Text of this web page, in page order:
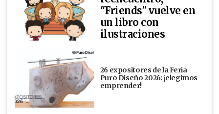
"Friends" vuelve en
un libro con
ilustraciones
26 expositores de la Feria
Puro Diseño 2026: ¡elegimos
emprender!